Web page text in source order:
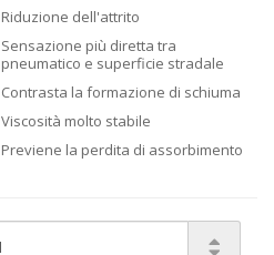
Riduzione dell'attrito
Sensazione più diretta tra
pneumatico e superficie stradale
Contrasta la formazione di schiuma
Viscosità molto stabile
Previene la perdita di assorbimento